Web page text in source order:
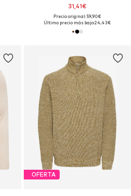
31,41€
Precio original: 59,90€
Último precio más bajo:24,43€
OFERTA